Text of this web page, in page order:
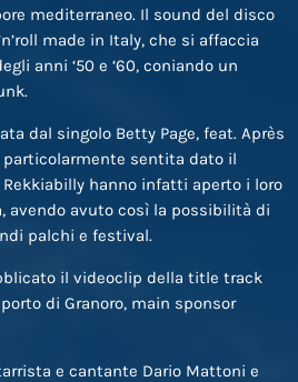
mediterraneo. Il sound del disco
made in Italy, che si affaccia
anni ‘50 e ‘60, coniando un
dal singolo Betty Page, feat. Après
particolarmente sentita dato il
hanno infatti aperto i loro
avendo avuto così la possibilità di
palchi e festival.
il videoclip della title track
di Granoro, main sponsor
e cantante Dario Mattoni e